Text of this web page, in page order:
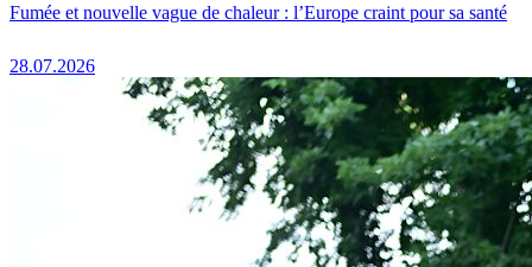
Fumée et nouvelle vague de chaleur : l’Europe craint pour sa santé
28.07.2026